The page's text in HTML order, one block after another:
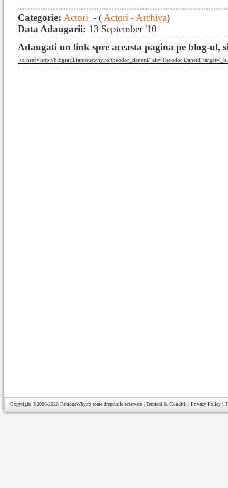
Categorie: Actori - ( Actori - Archiva)
Data Adaugarii: 13 September '10
Adaugati un link spre aceasta pagina pe blog-ul,
Copyright ©2006-2026 FamousWhy.ro toate drepturile rezervate | Termeni & Conditii | Privacy Policy |